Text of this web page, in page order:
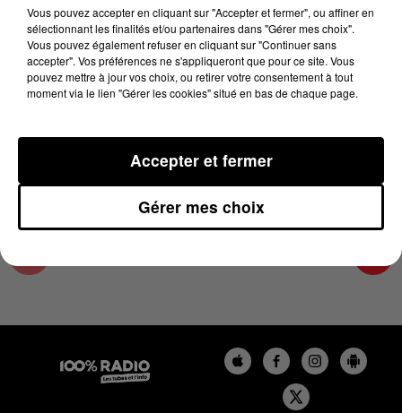
21 juin 2023 - 2 min 16 sec
LES INFOS DU PAYS CATALAN DU 21/06/2023
À 10H00
Podcasts infos du Pays Catalan
Vous pouvez accepter en cliquant sur "Accepter et fermer", ou affiner en
sélectionnant les finalités et/ou partenaires dans "Gérer mes choix".
Vous pouvez également refuser en cliquant sur "Continuer sans
accepter". Vos préférences ne s'appliqueront que pour ce site. Vous
pouvez mettre à jour vos choix, ou retirer votre consentement à tout
moment via le lien "Gérer les cookies" situé en bas de chaque page.
Gérer mes choix
Accepter et fermer